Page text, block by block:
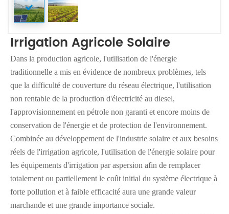
Irrigation Agricole Solaire
Dans la production agricole, l'utilisation de l'énergie
traditionnelle a mis en évidence de nombreux problèmes, tels
que la difficulté de couverture du réseau électrique, l'utilisation
non rentable de la production d'électricité au diesel,
l'approvisionnement en pétrole non garanti et encore moins de
conservation de l'énergie et de protection de l'environnement.
Combinée au développement de l'industrie solaire et aux besoins
réels de l'irrigation agricole, l'utilisation de l'énergie solaire pour
les équipements d'irrigation par aspersion afin de remplacer
totalement ou partiellement le coût initial du système électrique à
forte pollution et à faible efficacité aura une grande valeur
marchande et une grande importance sociale.